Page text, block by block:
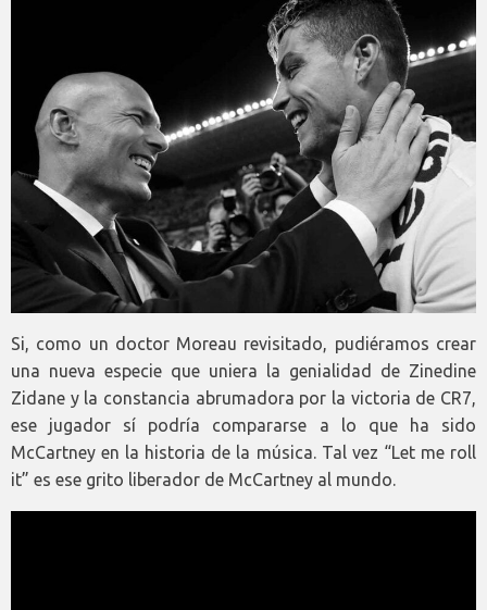
Si, como un doctor Moreau revisitado, pudiéramos crear
una nueva especie que uniera la genialidad de Zinedine
Zidane y la constancia abrumadora por la victoria de CR7,
ese jugador sí podría compararse a lo que ha sido
McCartney en la historia de la música. Tal vez “Let me roll
it” es ese grito liberador de McCartney al mundo.